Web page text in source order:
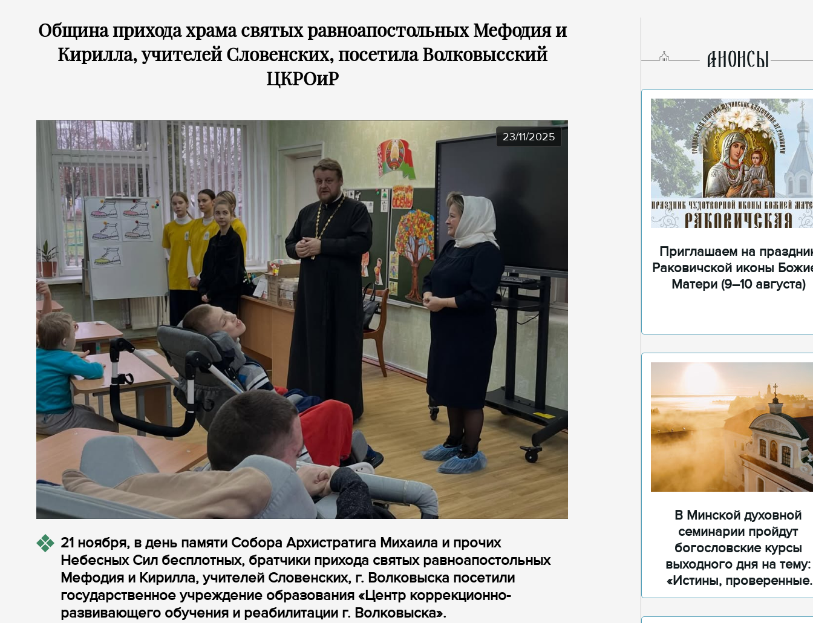
Община прихода храма святых равноапостольных Мефодия и
Кирилла, учителей Словенских, посетила Волковысский
ЦКРОиР
23/11/2025
21 ноября, в день памяти Собора Архистратига Михаила и прочих
Небесных Сил бесплотных, братчики прихода святых равноапостольных
Мефодия и Кирилла, учителей Словенских, г. Волковыска посетили
государственное учреждение образования «Центр коррекционно-
развивающего обучения и реабилитации г. Волковыска».
AНОНСЫ
Приглашаем на
Раковичской иконы
Матери (9–10 августа)
В Минской духовной
семинарии пройдут
богословские курсы
выходного дня на тему:
«Истины, проверенные
временем»